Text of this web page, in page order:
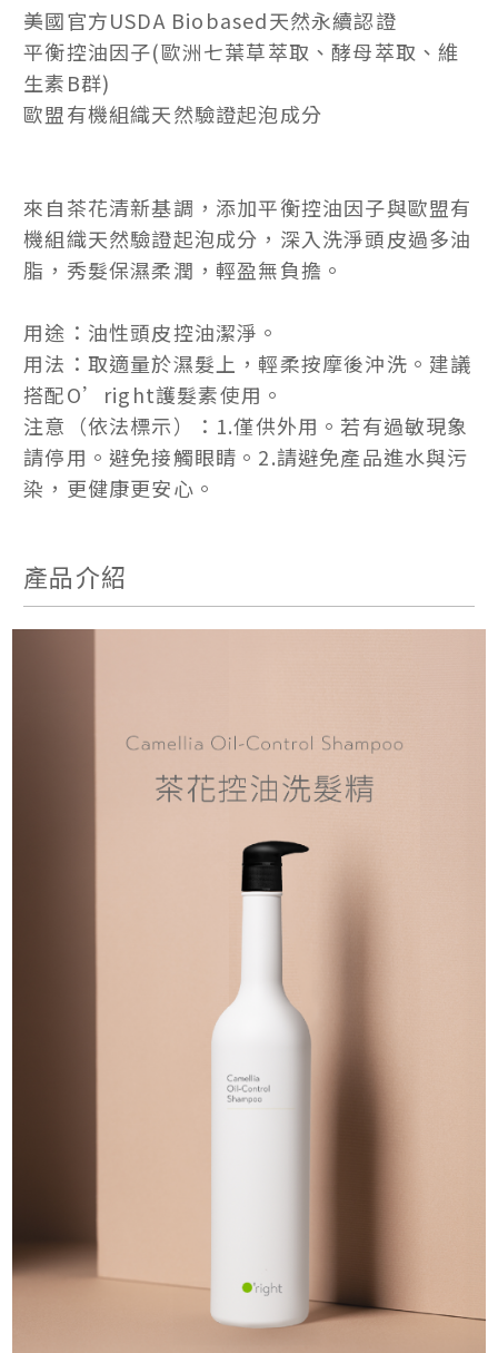
美國官方USDA Biobased天然永續認證
平衡控油因子(歐洲七葉草萃取、酵母萃取、維
生素B群)
歐盟有機組織天然驗證起泡成分
來自茶花清新基調，添加平衡控油因子與歐盟有
機組織天然驗證起泡成分，深入洗淨頭皮過多油
脂，秀髮保濕柔潤，輕盈無負擔。
用途：油性頭皮控油潔淨。
用法：取適量於濕髮上，輕柔按摩後沖洗。建議
搭配O’right護髮素使用。
注意（依法標示）：1.僅供外用。若有過敏現象
請停用。避免接觸眼睛。2.請避免產品進水與污
染，更健康更安心。
產品介紹